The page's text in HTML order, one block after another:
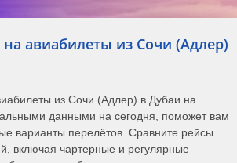
авиабилеты из Сочи (Адлер)
из Сочи (Адлер) в Дубаи на
данными на сегодня, поможет вам
варианты перелётов. Сравните рейсы
включая чартерные и регулярные